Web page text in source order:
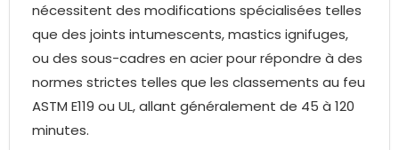
nécessitent des modifications spécialisées telles
que des joints intumescents, mastics ignifuges,
ou des sous-cadres en acier pour répondre à des
normes strictes telles que les classements au feu
ASTM E119 ou UL, allant généralement de 45 à 120
minutes.